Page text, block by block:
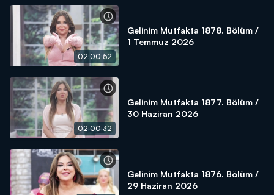
02:00:52
Gelinim Mutfakta 1878. Bölüm /
1 Temmuz 2026
02:00:32
Gelinim Mutfakta 1877. Bölüm /
30 Haziran 2026
Gelinim Mutfakta 1876. Bölüm /
29 Haziran 2026